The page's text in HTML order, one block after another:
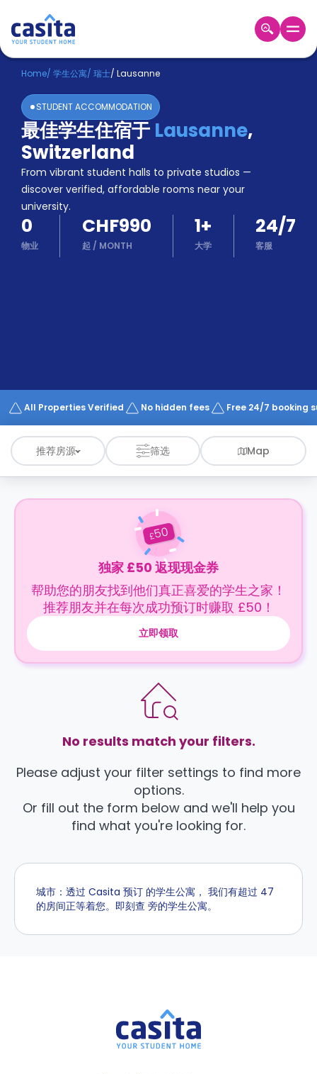
Home ZH CHF
登
入
Booking
Accommodation
About
us
Blog
Refer
And
Earn
Become
Works
Home/ 学生公寓/ 瑞士/ Lausanne
STUDENT ACCOMMODATION
最佳学生住宿于 Lausanne,
Switzerland
From vibrant student halls to private studios —
discover verified, affordable rooms near your
university.
0
物业
CHF990
起 / MONTH
1+
大学
24/7
客服
All Properties Verified No hidden fees Free 24/7 booking
推荐房源 筛选 Map
£50
独家 £50 返现现金券
帮助您的朋友找到他们真正喜爱的学生之家！
推荐朋友并在每次成功预订时赚取 £50！
立即领取
No results match your filters.
Please adjust your filter settings to find more
options.
Or fill out the form below and we'll help you
find what you're looking for.
城市：透过 Casita 预订 的学生公寓， 我们有超过 47
的房间正等着您。即刻查 旁的学生公寓。